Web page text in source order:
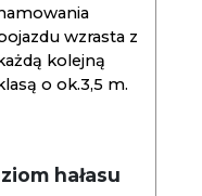
wzrasta z
kolejną
o ok.3,5 m.
hałasu